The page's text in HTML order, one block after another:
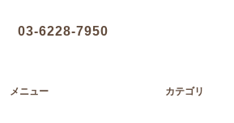
03-6228-7950
メニュー カテゴリ